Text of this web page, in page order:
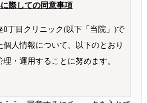
際しての同意事項
8丁目クリニック(以下「当院」)で
個人情報について、以下のとおり
・運用することに努めます。